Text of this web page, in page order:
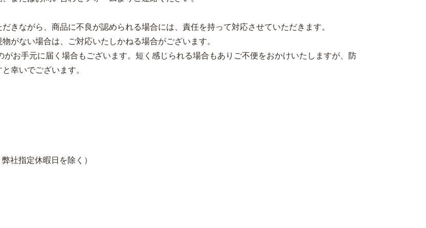
きながら、商品に不良が認められる場合には、責任を持って対応させていただきます。
がない場合は、ご対応いたしかねる場合がございます。
お手元に届く場合もございます。短く感じられる場合もありご不便をおかけいたしますが、防
幸いでございます。
社指定休暇日を除く）